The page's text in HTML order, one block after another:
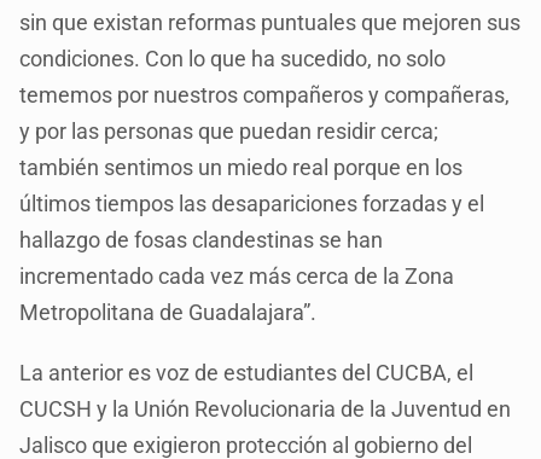
sin que existan reformas puntuales que mejoren sus
condiciones. Con lo que ha sucedido, no solo
tememos por nuestros compañeros y compañeras,
y por las personas que puedan residir cerca;
también sentimos un miedo real porque en los
últimos tiempos las desapariciones forzadas y el
hallazgo de fosas clandestinas se han
incrementado cada vez más cerca de la Zona
Metropolitana de Guadalajara”.
La anterior es voz de estudiantes del CUCBA, el
CUCSH y la Unión Revolucionaria de la Juventud en
Jalisco que exigieron protección al gobierno del